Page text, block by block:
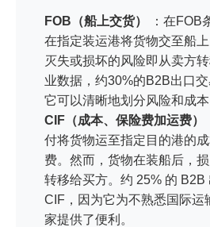
FOB（船上交货）
：在FOB
在指定装运港将货物交至船
灭失或损坏的风险即从卖方
业数据，约30%的B2B出口
它可以清晰地划分风险和成本
CIF（成本、保险费加运费）
付将货物运至指定目的港的
费。然而，货物在装船后，
转移给买方。约 25% 的 B2B
CIF，因为它为不熟悉国际运
家提供了便利。